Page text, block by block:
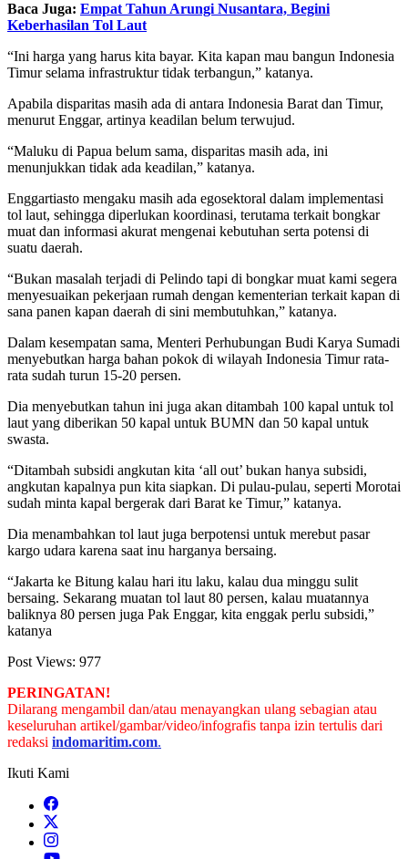
Baca Juga: Empat Tahun Arungi Nusantara, Begini
Keberhasilan Tol Laut
“Ini harga yang harus kita bayar. Kita kapan mau bangun Indonesia
Timur selama infrastruktur tidak terbangun,” katanya.
Apabila disparitas masih ada di antara Indonesia Barat dan Timur,
menurut Enggar, artinya keadilan belum terwujud.
“Maluku di Papua belum sama, disparitas masih ada, ini
menunjukkan tidak ada keadilan,” katanya.
Enggartiasto mengaku masih ada egosektoral dalam implementasi
tol laut, sehingga diperlukan koordinasi, terutama terkait bongkar
muat dan informasi akurat mengenai kebutuhan serta potensi di
suatu daerah.
“Bukan masalah terjadi di Pelindo tapi di bongkar muat kami segera
menyesuaikan pekerjaan rumah dengan kementerian terkait kapan di
sana panen kapan daerah di sini membutuhkan,” katanya.
Dalam kesempatan sama, Menteri Perhubungan Budi Karya Sumadi
menyebutkan harga bahan pokok di wilayah Indonesia Timur rata-
rata sudah turun 15-20 persen.
Dia menyebutkan tahun ini juga akan ditambah 100 kapal untuk tol
laut yang diberikan 50 kapal untuk BUMN dan 50 kapal untuk
swasta.
“Ditambah subsidi angkutan kita ‘all out’ bukan hanya subsidi,
angkutan kapalnya pun kita siapkan. Di pulau-pulau, seperti Morotai
sudah minta kapal bergerak dari Barat ke Timur,” katanya.
Dia menambahkan tol laut juga berpotensi untuk merebut pasar
kargo udara karena saat inu harganya bersaing.
“Jakarta ke Bitung kalau hari itu laku, kalau dua minggu sulit
bersaing. Sekarang muatan tol laut 80 persen, kalau muatannya
baliknya 80 persen juga Pak Enggar, kita enggak perlu subsidi,”
katanya
Post Views: 977
PERINGATAN!
Dilarang mengambil dan/atau menayangkan ulang sebagian atau
keseluruhan artikel/gambar/video/infografis tanpa izin tertulis dari
redaksi indomaritim.com.
Ikuti Kami